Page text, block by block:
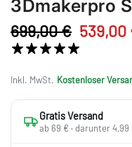
3Dmakerpro
699,00 € 539,00
Inkl. MwSt. Kostenloser
Gratis Versand
ab 69 € · darunter 4,99